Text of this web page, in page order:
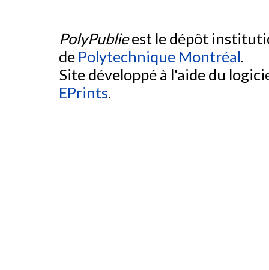
PolyPublieest le dépôt
de Polytechnique Montréal.
Site développé à l'aide du
EPrints.